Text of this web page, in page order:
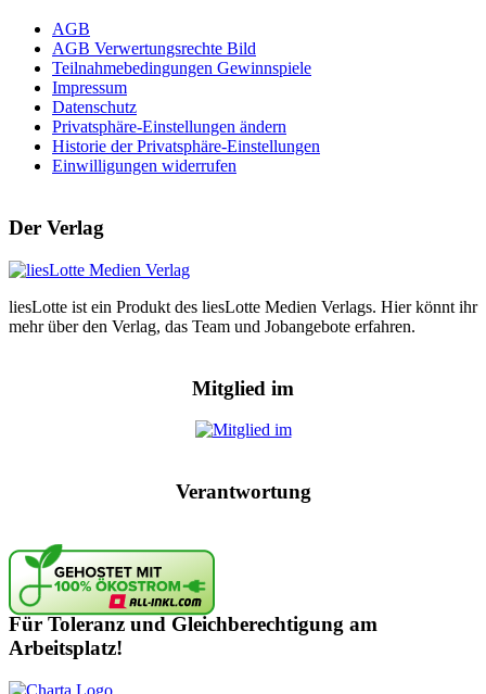
AGB
AGB Verwertungsrechte Bild
Teilnahmebedingungen Gewinnspiele
Impressum
Datenschutz
Privatsphäre-Einstellungen ändern
Historie der Privatsphäre-Einstellungen
Einwilligungen widerrufen
Der Verlag
liesLotte ist ein Produkt des liesLotte Medien Verlags. Hier könnt ihr
mehr über den Verlag, das Team und Jobangebote erfahren.
Mitglied im
Verantwortung
Für Toleranz und Gleichberechtigung am
Arbeitsplatz!